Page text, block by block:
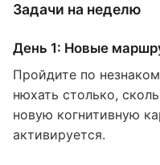
Задачи на неделю
День 1: Новые
Пройдите по
нюхать столько,
новую когнитивную
активируется.